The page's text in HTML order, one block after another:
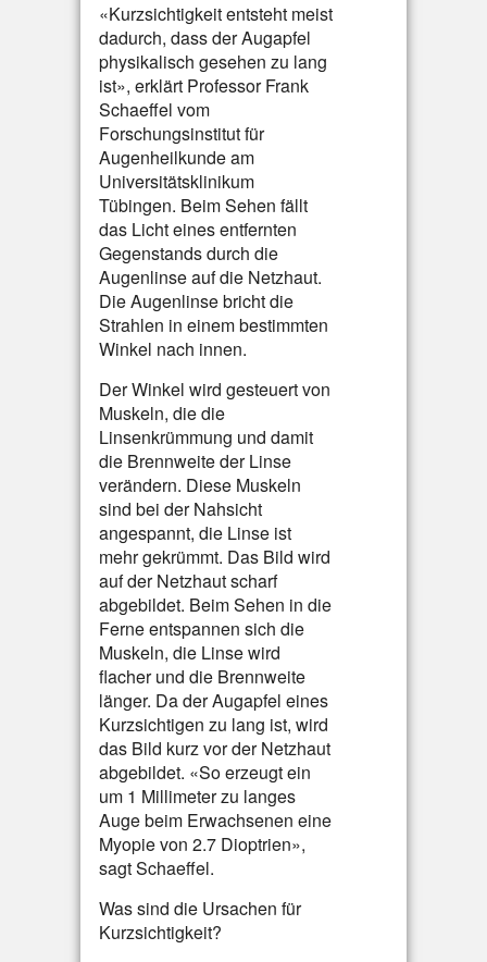
«Kurzsichtigkeit entsteht meist
dadurch, dass der Augapfel
physikalisch gesehen zu lang
ist», erklärt Professor Frank
Schaeffel vom
Forschungsinstitut für
Augenheilkunde am
Universitätsklinikum
Tübingen. Beim Sehen fällt
das Licht eines entfernten
Gegenstands durch die
Augenlinse auf die Netzhaut.
Die Augenlinse bricht die
Strahlen in einem bestimmten
Winkel nach innen.
Der Winkel wird gesteuert von
Muskeln, die die
Linsenkrümmung und damit
die Brennweite der Linse
verändern. Diese Muskeln
sind bei der Nahsicht
angespannt, die Linse ist
mehr gekrümmt. Das Bild wird
auf der Netzhaut scharf
abgebildet. Beim Sehen in die
Ferne entspannen sich die
Muskeln, die Linse wird
flacher und die Brennweite
länger. Da der Augapfel eines
Kurzsichtigen zu lang ist, wird
das Bild kurz vor der Netzhaut
abgebildet. «So erzeugt ein
um 1 Millimeter zu langes
Auge beim Erwachsenen eine
Myopie von 2.7 Dioptrien»,
sagt Schaeffel.
Was sind die Ursachen für
Kurzsichtigkeit?